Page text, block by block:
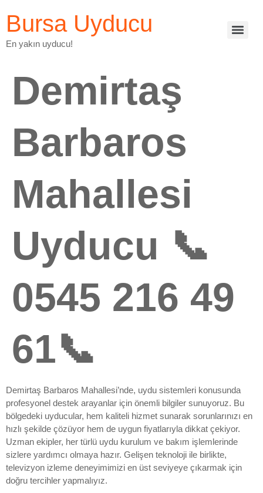
Bursa Uyducu
En yakın uyducu!
Demirtaş
Barbaros
Mahallesi
Uyducu 📞
0545 216 49
61📞
Demirtaş Barbaros Mahallesi’nde, uydu sistemleri konusunda
profesyonel destek arayanlar için önemli bilgiler sunuyoruz. Bu
bölgedeki uyducular, hem kaliteli hizmet sunarak sorunlarınızı en
hızlı şekilde çözüyor hem de uygun fiyatlarıyla dikkat çekiyor.
Uzman ekipler, her türlü uydu kurulum ve bakım işlemlerinde
sizlere yardımcı olmaya hazır. Gelişen teknoloji ile birlikte,
televizyon izleme deneyimimizi en üst seviyeye çıkarmak için
doğru tercihler yapmalıyız.